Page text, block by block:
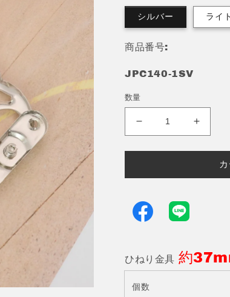
シルバー ライ
商品番号:
JPC140-1SV
数量
2
組
ト
約
37mm
ひ
ト
約
ひねり金具 約
個数